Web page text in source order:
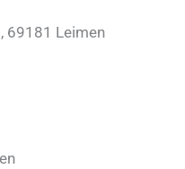
69181 Leimen